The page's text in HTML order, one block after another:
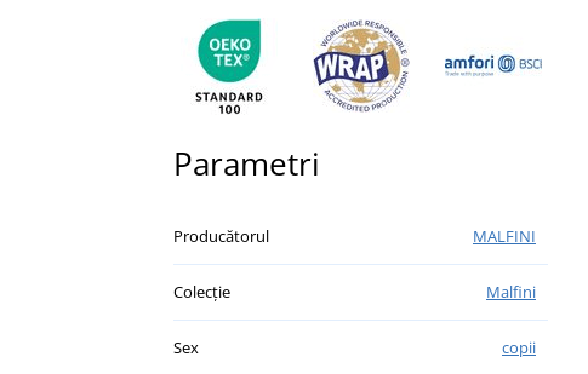
Parametri
Producătorul MALFINI
Colecție Malfini
Sex copii